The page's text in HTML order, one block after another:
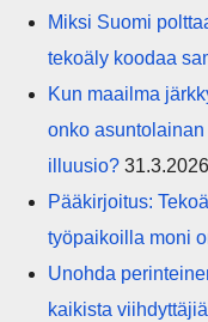
Miksi Suomi
tekoäly koodaa
Kun maailma
onko
illuusio? 31.3.2026
Pääkirjoitus:
työpaikoilla moni
Unohda
kaikista